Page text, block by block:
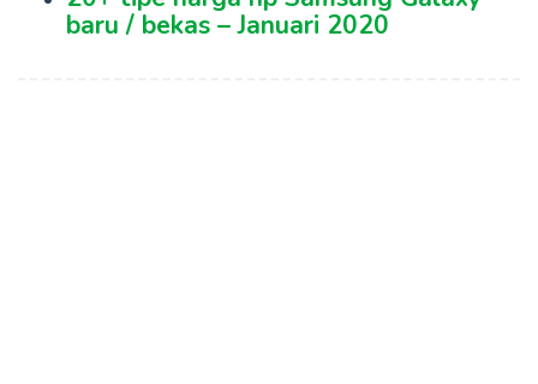
baru / bekas – Januari 2020